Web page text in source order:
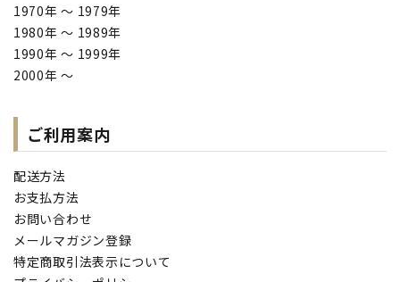
1970年 ～ 1979年
1980年 ～ 1989年
1990年 ～ 1999年
2000年 ～
ご利用案内
配送方法
お支払方法
お問い合わせ
メールマガジン登録
特定商取引法表示について